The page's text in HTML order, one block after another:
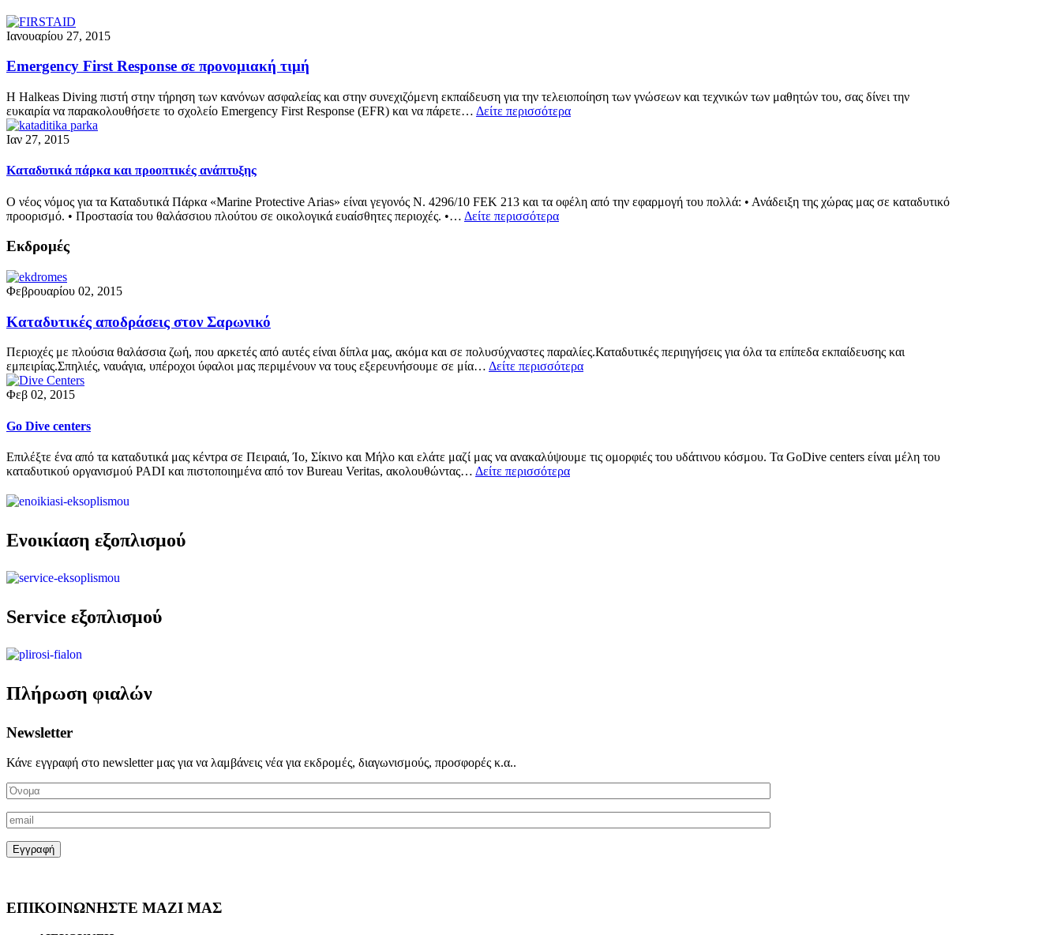
Ιανουαρίου 27, 2015
Emergency First Response σε προνομιακή τιμή
Η Halkeas Diving πιστή στην τήρηση των κανόνων ασφαλείας και στην συνεχιζόμενη εκπαίδευση για την τελειοποίηση των γνώσεων και τεχνικών των μαθητών του, σας δίνει την
ευκαιρία να παρακολουθήσετε το σχολείο Emergency First Response (EFR) και να πάρετε… Δείτε περισσότερα
Ιαν 27, 2015
Kαταδυτικά πάρκα και προοπτικές ανάπτυξης
O νέος νόμος για τα Καταδυτικά Πάρκα «Marine Protective Arias» είναι γεγονός N. 4296/10 FEK 213 και τα οφέλη από την εφαρμογή του πολλά: • Ανάδειξη της χώρας μας σε καταδυτικό
προορισμό. • Προστασία του θαλάσσιου πλούτου σε οικολογικά ευαίσθητες περιοχές. •… Δείτε περισσότερα
Εκδρομές
Φεβρουαρίου 02, 2015
Καταδυτικές αποδράσεις στον Σαρωνικό
Περιοχές με πλούσια θαλάσσια ζωή, που αρκετές από αυτές είναι δίπλα μας, ακόμα και σε πολυσύχναστες παραλίες.Καταδυτικές περιηγήσεις για όλα τα επίπεδα εκπαίδευσης και
εμπειρίας.Σπηλιές, ναυάγια, υπέροχοι ύφαλοι μας περιμένουν να τους εξερευνήσουμε σε μία… Δείτε περισσότερα
Φεβ 02, 2015
Go Dive centers
Επιλέξτε ένα από τα καταδυτικά μας κέντρα σε Πειραιά, Ίο, Σίκινο και Μήλο και ελάτε μαζί μας να ανακαλύψουμε τις ομορφιές του υδάτινου κόσμου. Τα GoDive centers είναι μέλη του
καταδυτικού οργανισμού PADI και πιστοποιημένα από τον Bureau Veritas, ακολουθώντας… Δείτε περισσότερα
Ενοικίαση εξοπλισμού
Service εξοπλισμού
Πλήρωση φιαλών
Newsletter
Κάνε εγγραφή στο newsletter μας για να λαμβάνεις νέα για εκδρομές, διαγωνισμούς, προσφορές κ.α..
ΕΠΙΚΟΙΝΩΝΗΣΤΕ ΜΑΖΙ ΜΑΣ